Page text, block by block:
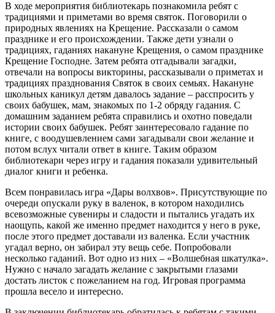
В ходе мероприятия библиотекарь познакомила ребят с
традициями и приметами во время святок. Поговорили о
природных явлениях на Крещение. Рассказали о самом
празднике и его происхождении. Также дети узнали о
традициях, гаданиях накануне Крещения, о самом празднике
Крещение Господне. Затем ребята отгадывали загадки,
отвечали на вопросы викторины, рассказывали о приметах и
традициях празднования Святок в своих семьях. Накануне
школьных каникул детям давалось задание – расспросить у
своих бабушек, мам, знакомых по 1-2 обряду гадания. С
домашним заданием ребята справились и охотно поведали
истории своих бабушек. Ребят заинтересовало гадание по
книге, с воодушевлением сами загадывали свои желание и
потом вслух читали ответ в книге. Таким образом
библиотекари через игру и гадания показали удивительный
диалог книги и ребенка.
Всем понравилась игра «Дары волхвов». Присутствующие по
очереди опускали руку в валенок, в котором находились
всевозможные сувениры и сладости и пытались угадать их
наощупь, какой же именно предмет находится у него в руке,
после этого предмет доставали из валенка. Если участник
угадал верно, он забирал эту вещь себе. Попробовали
несколько гаданий. Вот одно из них – «Волшебная шкатулка».
Нужно с начало загадать желание с закрытыми глазами
достать листок с пожеланием на год. Игровая программа
прошла весело и интересно.